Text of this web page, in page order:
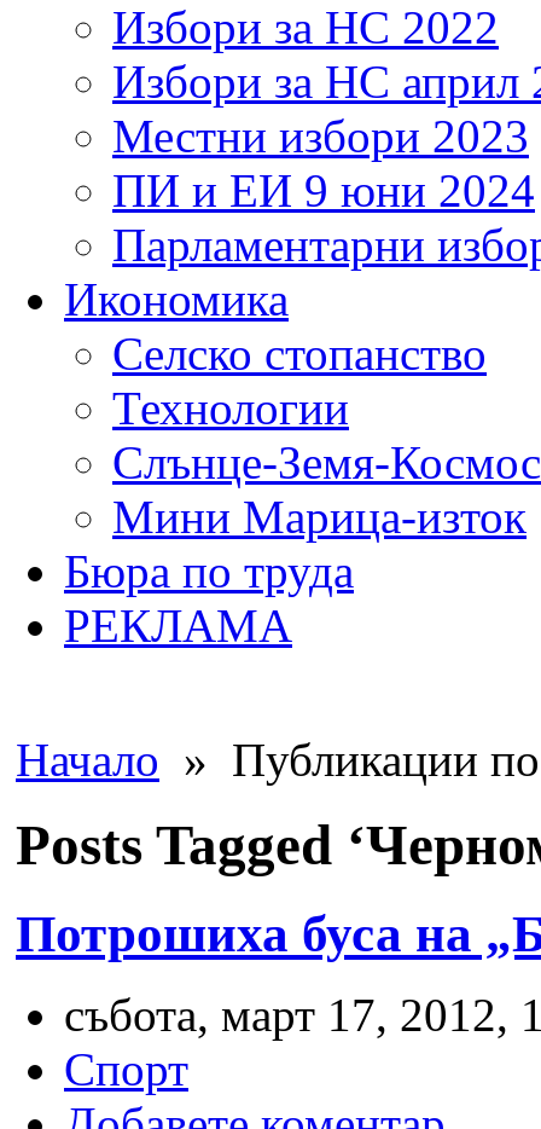
Избори за НС 2022
Избори за НС април
Местни избори 2023
ПИ и ЕИ 9 юни 2024
Парламентарни
Икономика
Селско стопанство
Технологии
Слънце-Земя-Космос
Мини Марица-изток
Бюра по труда
РЕКЛАМА
Начало » Публикации по
Posts Tagged
Потрошиха буса на
събота, март 17, 2012,
Спорт